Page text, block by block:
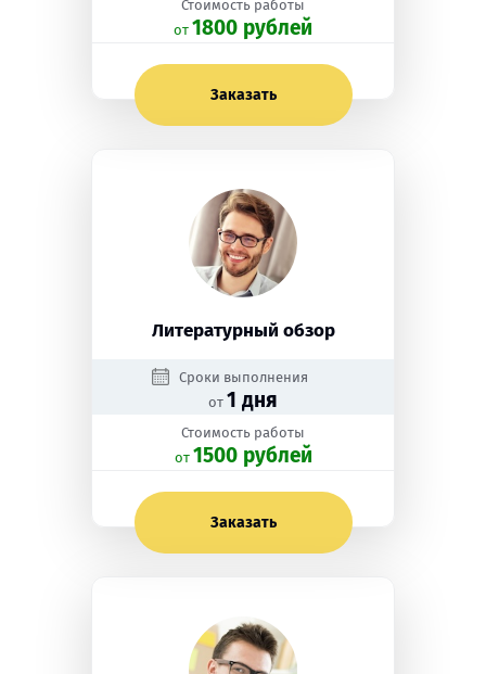
Стоимость работы
oт 1800 рублей
Заказать
Литературный обзор
Сроки выполнения
от 1 дня
Стоимость работы
oт 1500 рублей
Заказать